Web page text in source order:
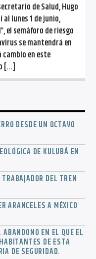
de Salud, Hugo
al lunes 1 de junio,
el semáforo de riesgo
se mantendrá en
cambio en este
[…]
DESDE UN OCTAVO
DE KULUBÁ EN
DEL TREN
ARANCELES A MÉXICO
EN EL QUE EL
DE ESTA
DE SEGURIDAD.